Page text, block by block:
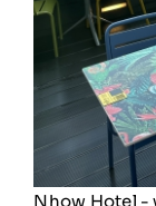
Nhow Hotel -